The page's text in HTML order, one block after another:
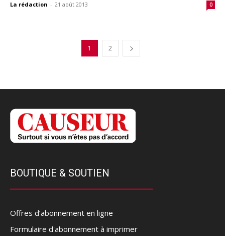
La rédaction - 21 août 2013 0
1 2
BOUTIQUE & SOUTIEN
Offres d’abonnement en ligne
Formulaire d'abonnement à imprimer